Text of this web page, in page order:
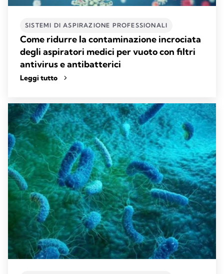
SISTEMI DI ASPIRAZIONE PROFESSIONALI​
Come ridurre la contaminazione incrociata
degli aspiratori medici per vuoto con filtri
antivirus e antibatterici
Leggi tutto